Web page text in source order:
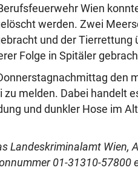
Wien
werden. Zwei
und der Tierrettung
Folge in Spitäler
den
zu melden. Dabei handelt
und dunkler Hose im
Landeskriminalamt Wien,
01-31310-57800